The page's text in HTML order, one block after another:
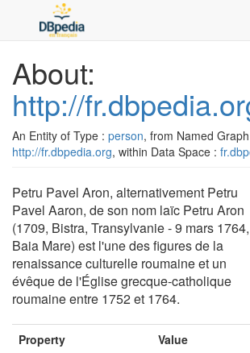
About:
http://
An Entity of Type : person, from Named
http://fr.dbpedia.org, within Data Space :
Petru Pavel Aron, alternativement Petru
Pavel Aaron, de son nom laïc Petru Aron
(1709, Bistra, Transylvanie - 9 mars 1764,
Baia Mare) est l'une des figures de la
renaissance culturelle roumaine et un
évêque de l'Église grecque-catholique
roumaine entre 1752 et 1764.
Property Value